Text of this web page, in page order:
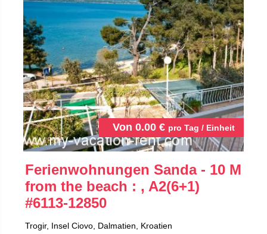
Von 0.00 € pro Tag / Einheit
Ferienwohnungen Sanda - 10 M
from the beach : , A2(6+1)
#6113-12850
Trogir, Insel Ciovo, Dalmatien, Kroatien